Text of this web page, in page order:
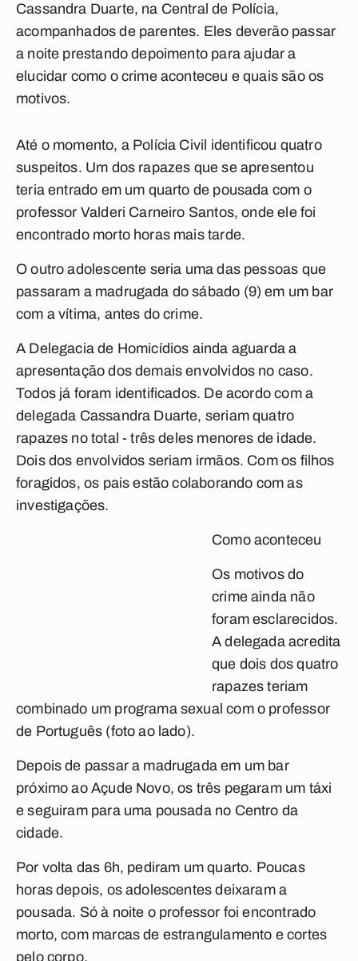
Cassandra Duarte, na Central de Polícia,
acompanhados de parentes. Eles deverão passar
a noite prestando depoimento para ajudar a
elucidar como o crime aconteceu e quais são os
motivos.
Até o momento, a Polícia Civil identificou quatro
suspeitos. Um dos rapazes que se apresentou
teria entrado em um quarto de pousada com o
professor Valderi Carneiro Santos, onde ele foi
encontrado morto horas mais tarde.
O outro adolescente seria uma das pessoas que
passaram a madrugada do sábado (9) em um bar
com a vítima, antes do crime.
A Delegacia de Homicídios ainda aguarda a
apresentação dos demais envolvidos no caso.
Todos já foram identificados. De acordo com a
delegada Cassandra Duarte, seriam quatro
rapazes no total - três deles menores de idade.
Dois dos envolvidos seriam irmãos. Com os filhos
foragidos, os pais estão colaborando com as
investigações.
Como aconteceu
Os motivos do
crime ainda não
foram esclarecidos.
A delegada acredita
que dois dos quatro
rapazes teriam
combinado um programa sexual com o professor
de Português (foto ao lado).
Depois de passar a madrugada em um bar
próximo ao Açude Novo, os três pegaram um táxi
e seguiram para uma pousada no Centro da
cidade.
Por volta das 6h, pediram um quarto. Poucas
horas depois, os adolescentes deixaram a
pousada. Só à noite o professor foi encontrado
morto, com marcas de estrangulamento e cortes
pelo corpo.